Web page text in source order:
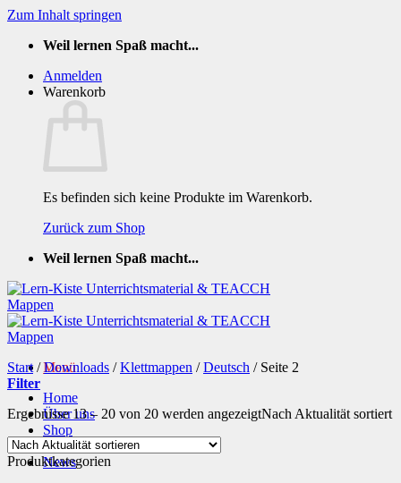
Zum Inhalt springen
Weil lernen Spaß macht...
Anmelden
Warenkorb
Es befinden sich keine Produkte im Warenkorb.
Zurück zum Shop
Weil lernen Spaß macht...
Menü
Home
Über uns
Shop
Info
News
Start / Downloads / Klettmappen / Deutsch /Seite 2
Filter
Ergebnisse 13 – 20 von 20 werden angezeigtNach Aktualität sortiert
Produktkategorien